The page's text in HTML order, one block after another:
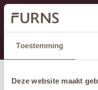
Toestemming
Deze website maakt
Dit onderdeel is
Als je informatie mist
168 of mailen